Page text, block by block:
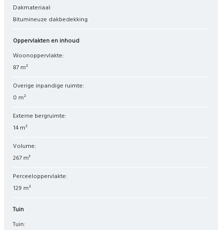
Dakmateriaal:
Bitumineuze dakbedekking
Oppervlakten en inhoud
Woonoppervlakte:
87 m²
Overige inpandige ruimte:
0 m²
Externe bergruimte:
14 m²
Volume:
267 m³
Perceeloppervlakte:
129 m²
Tuin
Tuin: